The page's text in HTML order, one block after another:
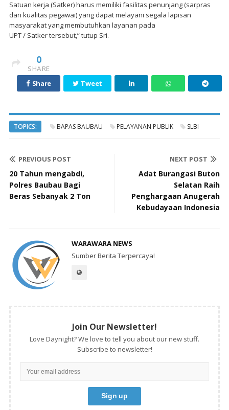
Satuan kerja (Satker) harus memiliki fasilitas penunjang (sarpras
dan kualitas pegawai) yang dapat melayani segala lapisan
masyarakat yang membutuhkan layanan pada
UPT / Satker tersebut,” tutup Sri.
0
SHARE
Share
Tweet
TOPICS: BAPAS BAUBAU PELAYANAN PUBLIK SLBI
PREVIOUS POST
20 Tahun mengabdi,
Polres Baubau Bagi
Beras Sebanyak 2 Ton
NEXT POST
Adat Burangasi Buton
Selatan Raih
Penghargaan Anugerah
Kebudayaan Indonesia
WARAWARA NEWS
Sumber Berita Terpercaya!
Join Our Newsletter!
Love Daynight? We love to tell you about our new stuff.
Subscribe to newsletter!